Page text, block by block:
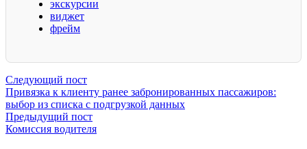
экскурсии
виджет
фрейм
Следующий пост
Привязка к клиенту ранее забронированных пассажиров:
выбор из списка с подгрузкой данных
Предыдущий пост
Комиссия водителя